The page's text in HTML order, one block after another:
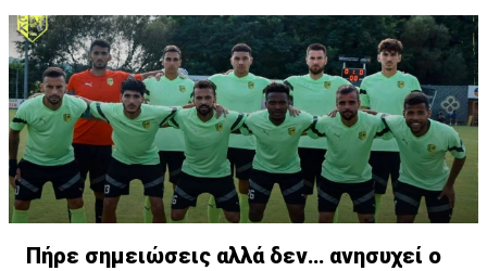
εξαιρετικά αθλητικά προσόντα, τάκλιν ακριβείας και
άριστη τοποθέτηση σε όλο τον χώρο του κέντρου.
Πήρε σημειώσεις αλλά δεν… ανησυχεί ο